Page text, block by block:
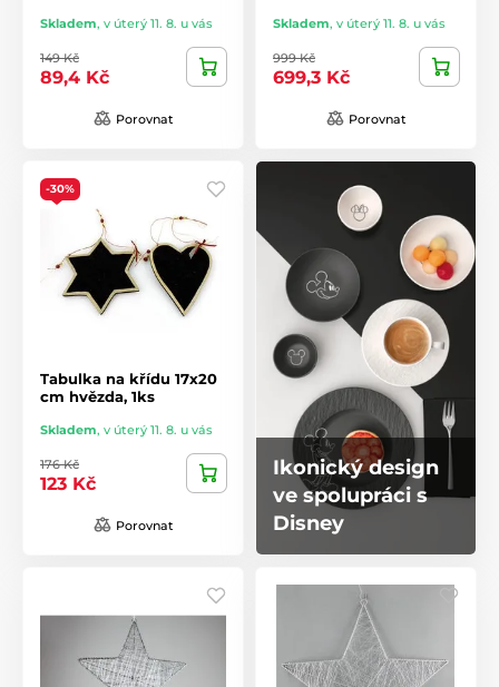
Skladem, v úterý 11. 8. u vás
149 Kč
89,4 Kč
Porovnat
Skladem, v úterý 11. 8. u vás
999 Kč
699,3 Kč
Porovnat
-30%
Tabulka na křídu 17x20
cm hvězda, 1ks
Skladem, v úterý 11. 8. u vás
176 Kč
123 Kč
Porovnat
Ikonický design
ve spolupráci s
Disney